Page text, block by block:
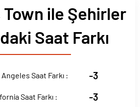
Town ile Şehirler
Saat Farkı
Saat Farkı : -3
Saat Farkı : -3